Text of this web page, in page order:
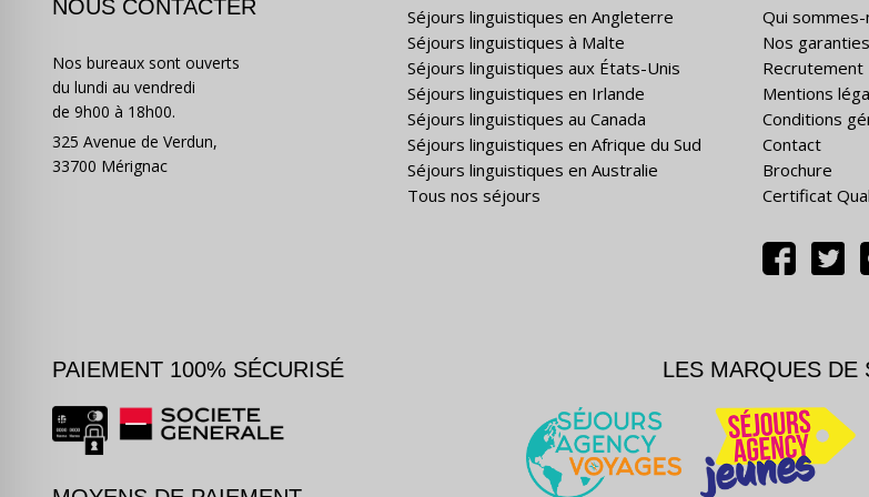
NOUS CONTACTER
Nos bureaux sont ouverts
du lundi au vendredi
de 9h00 à 18h00.
325 Avenue de Verdun,
33700 Mérignac
Séjours linguistiques en Angleterre
Séjours linguistiques à Malte
Séjours linguistiques aux États-Unis
Séjours linguistiques en Irlande
Séjours linguistiques au Canada
Séjours linguistiques en Afrique du Sud
Séjours linguistiques en Australie
Tous nos séjours
Qui sommes-
Nos garanties
Recrutement
Mentions
Conditions
Contact
Brochure
Certificat
PAIEMENT 100% SÉCURISÉ LES MARQUES DE